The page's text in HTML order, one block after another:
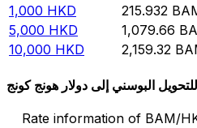
1,000 HKD 215.932
5,000 HKD 1,079.66
10,000 HKD 2,159.32
البوسني إلى دولار هونج كونج
Rate information of BAM/